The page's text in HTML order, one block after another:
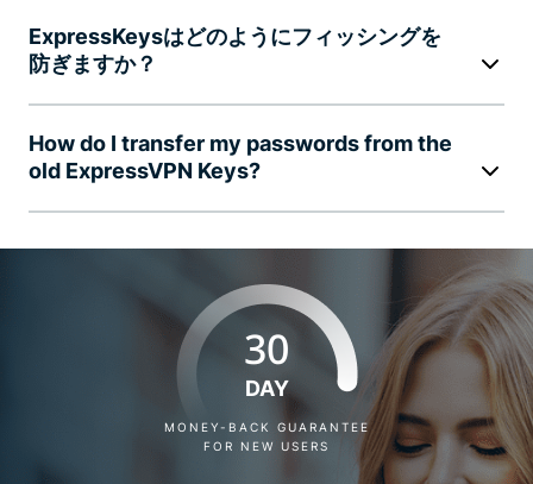
ExpressKeysはどのようにフィッシングを
防ぎますか？
How do I transfer my passwords from the
old ExpressVPN Keys?
30
DAY
MONEY-BACK GUARANTEE
FOR NEW USERS